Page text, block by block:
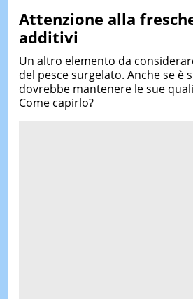
Attenzione alla
additivi
Un altro elemento da
del pesce surgelato. Anche se è
dovrebbe mantenere le sue
Come capirlo?